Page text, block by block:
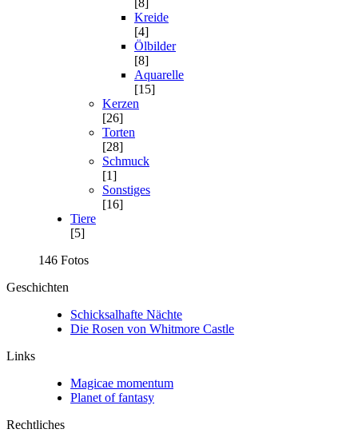
[8]
Kreide
[4]
Ölbilder
[8]
Aquarelle
[15]
Kerzen
[26]
Torten
[28]
Schmuck
[1]
Sonstiges
[16]
Tiere
[5]
146 Fotos
Geschichten
Schicksalhafte Nächte
Die Rosen von Whitmore Castle
Links
Magicae momentum
Planet of fantasy
Rechtliches